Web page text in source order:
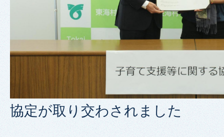
協定が取り交わされました